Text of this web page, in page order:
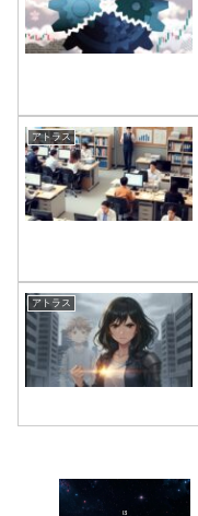
アトラス
アトラス